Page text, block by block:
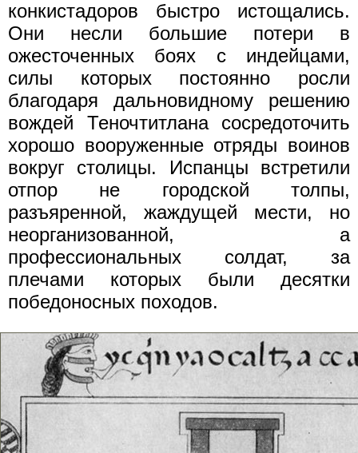
конкистадоров быстро истощались.
Они несли большие потери в
ожесточенных боях с индейцами,
силы которых постоянно росли
благодаря дальновидному решению
вождей Теночтитлана сосредоточить
хорошо вооруженные отряды воинов
вокруг столицы. Испанцы встретили
отпор не городской толпы,
разъяренной, жаждущей мести, но
неорганизованной, а
профессиональных солдат, за
плечами которых были десятки
победоносных походов.